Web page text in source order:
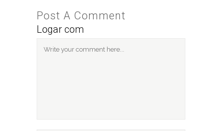
Post A Comment
Logar com